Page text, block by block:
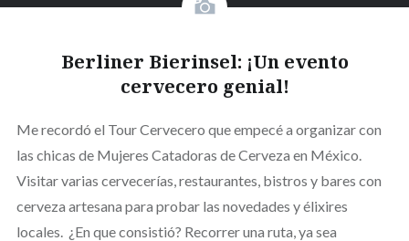
Berliner Bierinsel: ¡Un evento
cervecero genial!
Me recordó el Tour Cervecero que empecé a organizar con
las chicas de Mujeres Catadoras de Cerveza en México.
Visitar varias cervecerías, restaurantes, bistros y bares con
cerveza artesana para probar las novedades y élixires
locales. ¿En que consistió? Recorrer una ruta, ya sea